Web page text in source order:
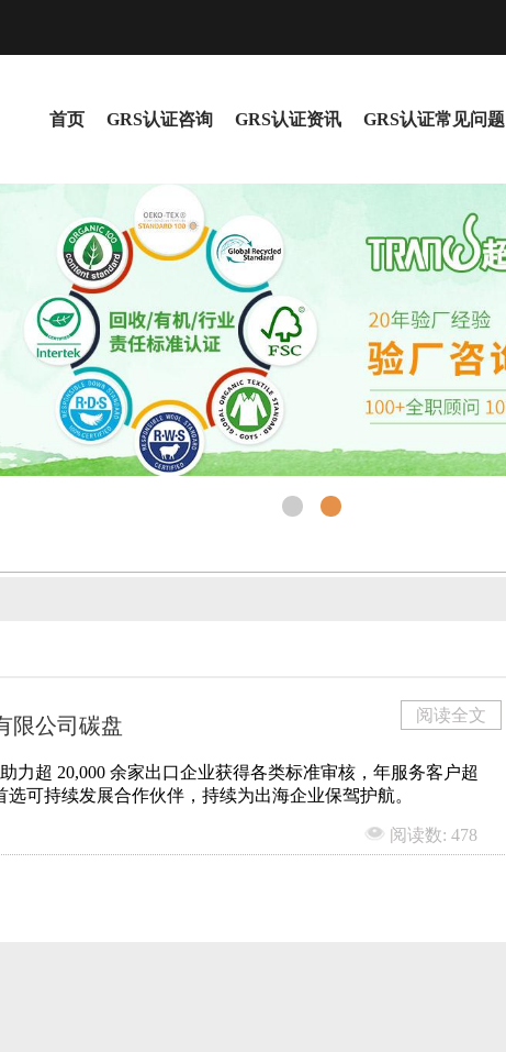
首页 GRS认证咨询 GRS认证资讯 GRS认证常见问题
限公司碳盘
阅读全文
力超 20,000 余家出口企业获得各类标准审核，年服务客户超
可持续发展合作伙伴，持续为出海企业保驾护航。
阅读数: 478